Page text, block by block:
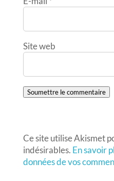
Site web
Soumettre le commentaire
Ce site utilise Akismet
indésirables. En savoir
données de vos